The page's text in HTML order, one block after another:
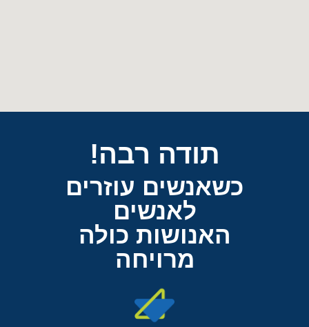
תודה רבה!
כשאנשים עוזרים
לאנשים
האנושות כולה
מרויחה